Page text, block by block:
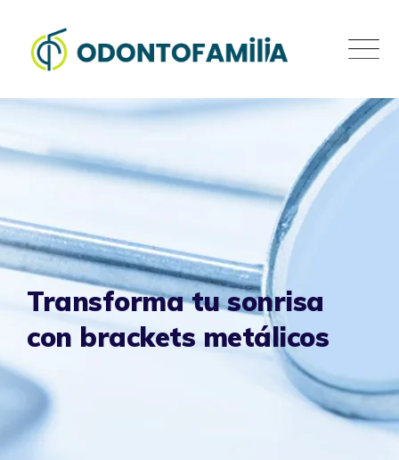
content
Transforma tu sonrisa
con brackets metálicos